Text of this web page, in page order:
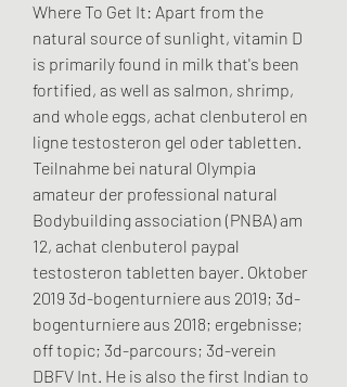
Where To Get It: Apart from the
natural source of sunlight, vitamin D
is primarily found in milk that's been
fortified, as well as salmon, shrimp,
and whole eggs, achat clenbuterol en
ligne testosteron gel oder tabletten.
Teilnahme bei natural Olympia
amateur der professional natural
Bodybuilding association (PNBA) am
12, achat clenbuterol paypal
testosteron tabletten bayer. Oktober
2019 3d-bogenturniere aus 2019; 3d-
bogenturniere aus 2018; ergebnisse;
off topic; 3d-parcours; 3d-verein
DBFV Int. He is also the first Indian to